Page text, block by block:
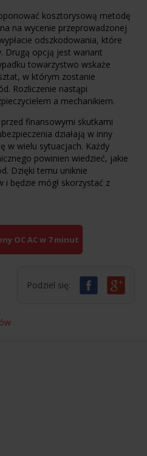
kosztorysową metodę
na wycenie przeprowadzonej
odszkodowania, które
Drugą opcją jest wariant
towarzystwo wskaże
w którym zostanie
Rozliczenie nastąpi
a mechanikiem.
finansowymi skutkami
działają w inny
w wielu sytuacjach. Każdy
powinien wiedzieć, jakie
Dzięki temu uniknie
będzie mógł skorzystać z
OC AC w 7 minut
Podziel się: